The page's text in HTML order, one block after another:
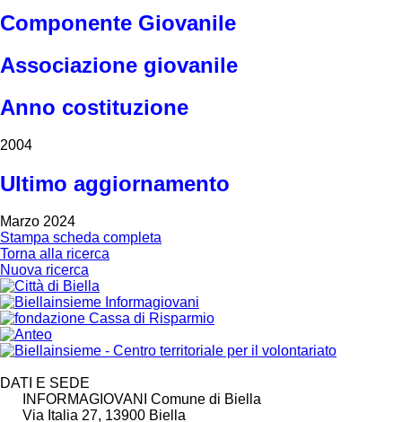
Componente Giovanile
Associazione giovanile
Anno costituzione
2004
Ultimo aggiornamento
Marzo 2024
Stampa scheda completa
Torna alla ricerca
Nuova ricerca
DATI E SEDE
INFORMAGIOVANI Comune di Biella
Via Italia 27, 13900 Biella